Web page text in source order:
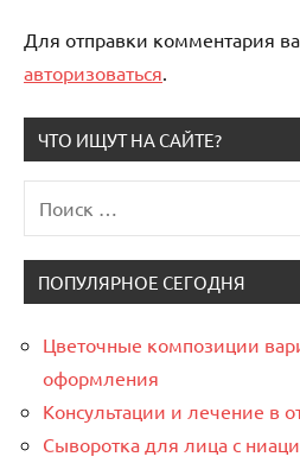
Для отправки комментария
авторизоваться
ЧТО ИЩУТ НА САЙТЕ?
для:
ПОПУЛЯРНОЕ СЕГОДНЯ
Цветочные композиции
оформления
Консультации и лечение в
Сыворотка для лица с